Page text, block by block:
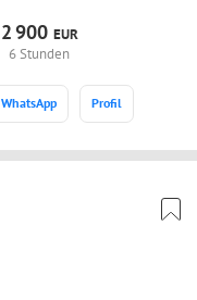
2900 EUR
6 Stunden
WhatsApp Profil